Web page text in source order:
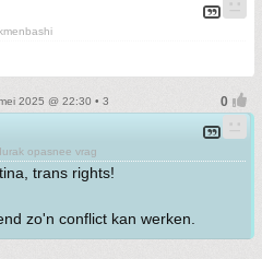
2025 @ 22:30 • 3
opasnee vrag
trans rights!
zo'n conflict kan werken.